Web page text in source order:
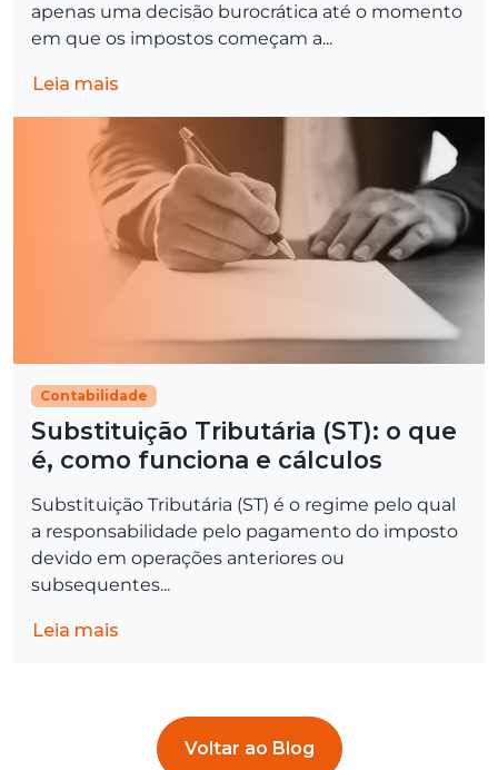
apenas uma decisão burocrática até o momento
em que os impostos começam a...
Leia mais
Contabilidade
Substituição Tributária (ST): o que
é, como funciona e cálculos
Substituição Tributária (ST) é o regime pelo qual
a responsabilidade pelo pagamento do imposto
devido em operações anteriores ou
subsequentes...
Leia mais
Voltar ao Blog